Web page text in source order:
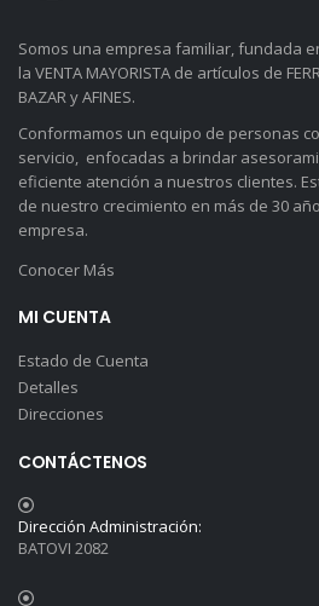
Somos una empresa familiar, fundada
la VENTA MAYORISTA de artículos de
BAZAR y AFINES.
Conformamos un equipo de personas
servicio, enfocadas a brindar
eficiente atención a nuestros clientes.
de nuestro crecimiento en más de 30
empresa.
Conocer Más
MI CUENTA
Estado de Cuenta
Detalles
Direcciones
CONTÁCTENOS
Dirección Administración:
BATOVI 2082